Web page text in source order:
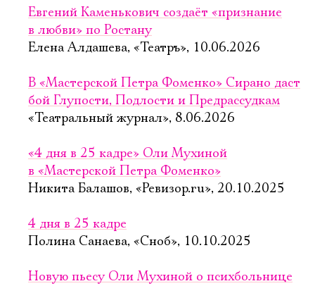
Евгений Каменькович создаёт «признание
в любви» по Ростану
Елена Алдашева, «Театръ», 10.06.2026
В «Мастерской Петра Фоменко» Сирано даст
бой Глупости, Подлости и Предрассудкам
«Театральный журнал», 8.06.2026
«4 дня в 25 кадре» Оли Мухиной
в «Мастерской Петра Фоменко»
Никита Балашов, «Ревизор.ru», 20.10.2025
4 дня в 25 кадре
Полина Санаева, «Сноб», 10.10.2025
Новую пьесу Оли Мухиной о психбольнице